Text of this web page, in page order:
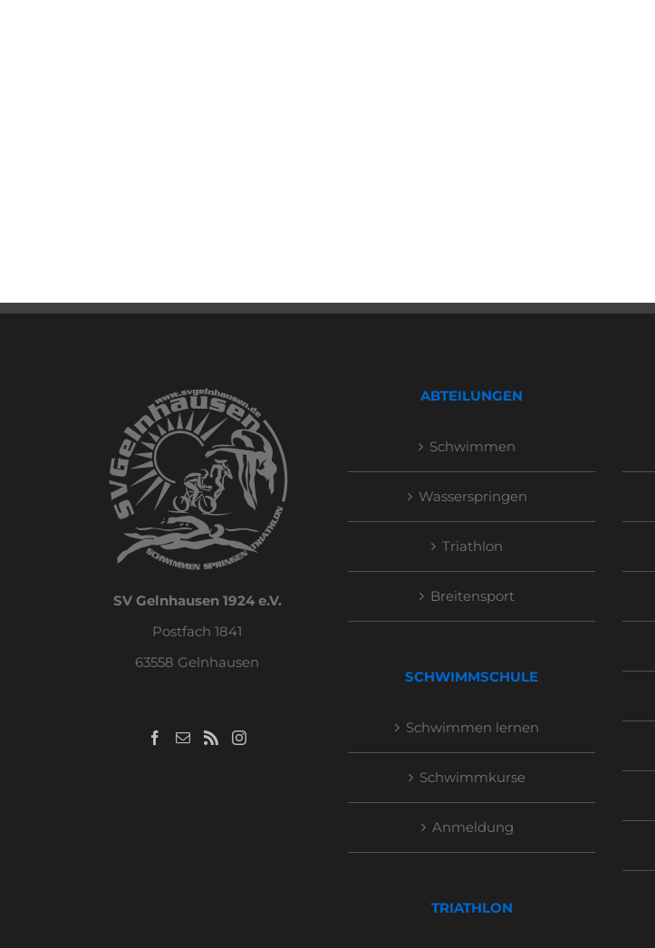
SV Gelnhausen 1924 e.V.
Postfach 1841
63558 Gelnhausen
ABTEILUNGEN
Schwimmen
Wasserspringen
Triathlon
Breitensport
SCHWIMMSCHULE
Schwimmen lernen
Schwimmkurse
Anmeldung
TRIATHLON